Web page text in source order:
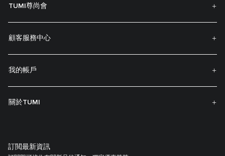
TUMI尊尚會
顧客服務中心
我的帳戶
關於TUMI
訂閲最新資訊